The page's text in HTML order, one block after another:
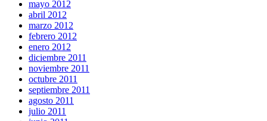
mayo 2012
abril 2012
marzo 2012
febrero 2012
enero 2012
diciembre 2011
noviembre 2011
octubre 2011
septiembre 2011
agosto 2011
julio 2011